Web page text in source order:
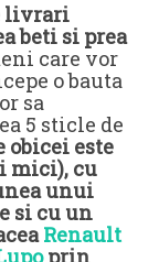
livrari
beti si prea
care vor
o bauta
sa
5 sticle de
obicei este
mici), cu
unui
si cu un
Renault
prin